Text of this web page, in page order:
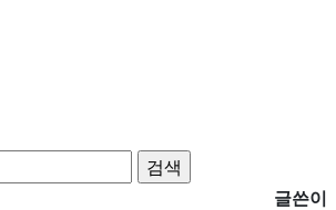
글쓴이